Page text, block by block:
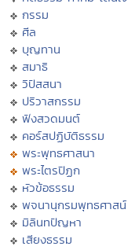
กรรม
ศีล
บุญทาน
สมาธิ
วิปัสสนา
ปริวาสกรรม
ฟังสวดมนต์
คอร์สปฏิบัติธรรม
พระพุทธศาสนา
พระไตรปิฏก
หัวข้อธรรม
พจนานุกรมพุทธศาสน์
มิลินทปัญหา
เสียงธรรม